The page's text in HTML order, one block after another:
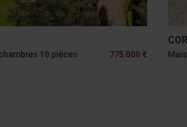
10 pièces 775 000 €